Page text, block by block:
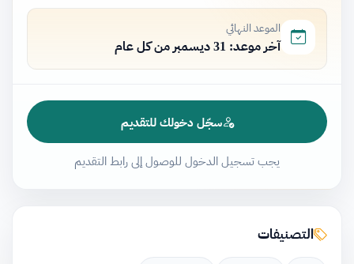
الموعد النهائي
آخر موعد: 31 ديسمبر من كل عام
سجّل دخولك للتقديم
يجب تسجيل الدخول للوصول إلى رابط التقديم
التصنيفات